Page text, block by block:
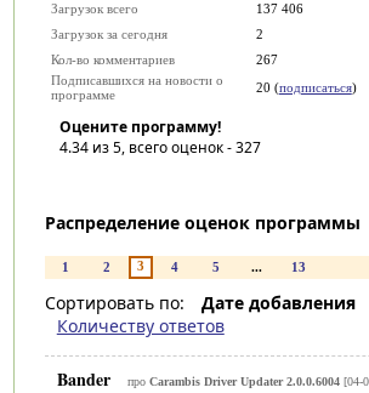
Загрузок всего
137 406
Загрузок за сегодня
2
Кол-во комментариев
267
Подписавшихся на новости о
программе
20 (подписаться)
Оцените программу!
4.34из 5, всего оценок -327
Распределение оценок программы
1 2 3 4 5 ... 13
Сортировать по: Дате добавления
Количеству ответов
Bander про Carambis Driver Updater 2.0.0.6004[04-